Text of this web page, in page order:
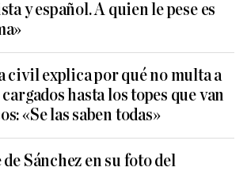
y español. A quien le pese es
civil explica por qué no multa a
hasta los topes que van
«Se las saben todas»
Sánchez en su foto del